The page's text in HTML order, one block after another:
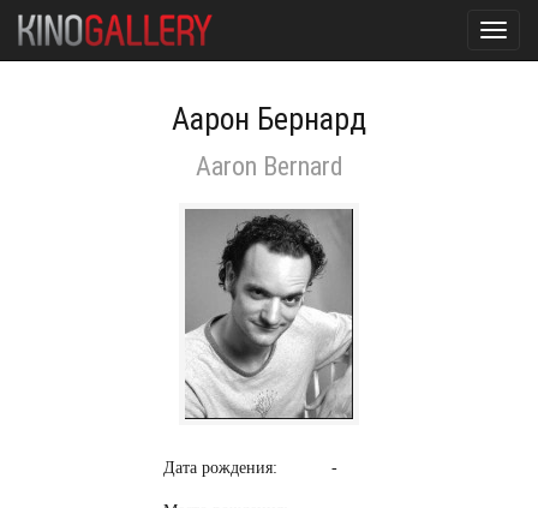
Аарон Бернард
Aaron Bernard
Дата рождения: -